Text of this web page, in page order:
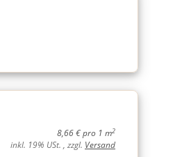
8,66 € pro 1 m2
inkl. 19% USt. , zzgl. Versand